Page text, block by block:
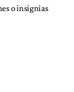
o insignias